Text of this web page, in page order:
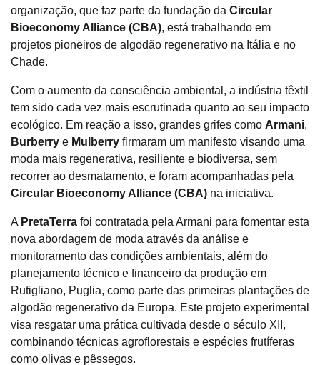
organização, que faz parte da fundação da Circular
Bioeconomy Alliance (CBA), está trabalhando em
projetos pioneiros de algodão regenerativo na Itália e no
Chade.
Com o aumento da consciência ambiental, a indústria têxtil
tem sido cada vez mais escrutinada quanto ao seu impacto
ecológico. Em reação a isso, grandes grifes como Armani,
Burberry e Mulberry firmaram um manifesto visando uma
moda mais regenerativa, resiliente e biodiversa, sem
recorrer ao desmatamento, e foram acompanhadas pela
Circular Bioeconomy Alliance (CBA) na iniciativa.
A PretaTerra foi contratada pela Armani para fomentar esta
nova abordagem de moda através da análise e
monitoramento das condições ambientais, além do
planejamento técnico e financeiro da produção em
Rutigliano, Puglia, como parte das primeiras plantações de
algodão regenerativo da Europa. Este projeto experimental
visa resgatar uma prática cultivada desde o século XII,
combinando técnicas agroflorestais e espécies frutíferas
como olivas e pêssegos.